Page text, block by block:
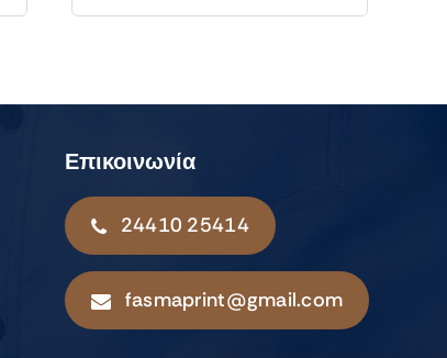
Επικοινωνία
24410 25414
fasmaprint@gmail.com